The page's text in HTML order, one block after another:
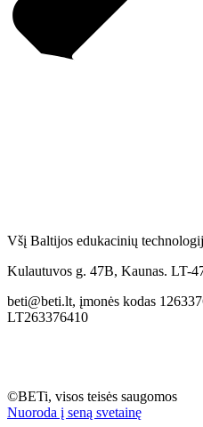
Všį Baltijos edukacinių
Kulautuvos g. 47B, Kaunas. LT-
beti@beti.lt, įmonės kodas
LT263376410
©BETi, visos teisės saugomos
Nuoroda į seną svetainę